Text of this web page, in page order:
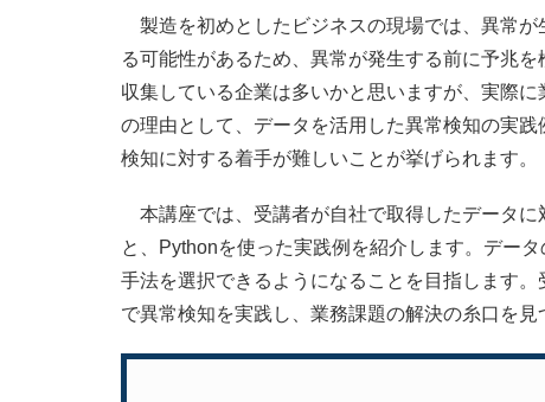
製造を初めとしたビジネスの現場では、異常
る可能性があるため、異常が発生する前に予兆
収集している企業は多いかと思いますが、実際
の理由として、データを活用した異常検知の実
検知に対する着手が難しいことが挙げられます。
本講座では、受講者が自社で取得したデータ
と、Pythonを使った実践例を紹介します。デー
手法を選択できるようになることを目指します
で異常検知を実践し、業務課題の解決の糸口を